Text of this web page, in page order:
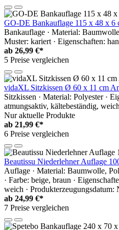
GO-DE Bankauflage 115 x 48 x 6
Bankauflage · Material:
Muster: kariert · Eigenschaften:
ab 26,99 €*
5 Preise vergleichen
vidaXL Sitzkissen Ø 60 x 11 cm
Sitzkissen · Material: Polyester ·
atmungsaktiv, kältebeständig,
Nur aktuelle Produkte
ab 21,99 €*
6 Preise vergleichen
Beautissu Niederlehner Auflage
Auflage · Material: Baumwolle,
· Farbe: beige, braun ·
weich · Produkterzeugungsdatum:
ab 24,99 €*
7 Preise vergleichen